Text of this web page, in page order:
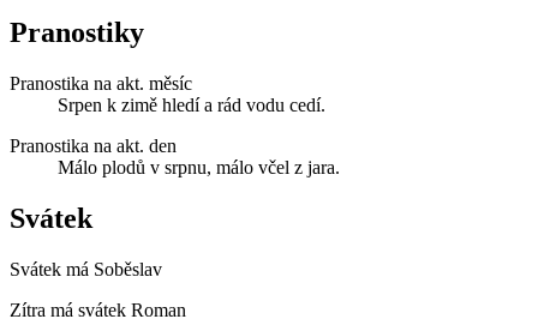
Pranostiky
Pranostika na akt. měsíc
Srpen k zimě hledí a rád vodu cedí.
Pranostika na akt. den
Málo plodů v srpnu, málo včel z jara.
Svátek
Svátek má Soběslav
Zítra má svátek Roman